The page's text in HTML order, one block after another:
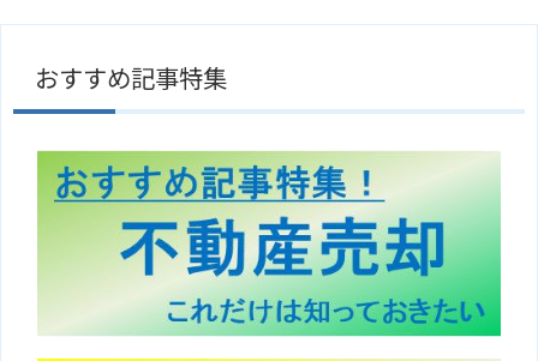
おすすめ記事特集